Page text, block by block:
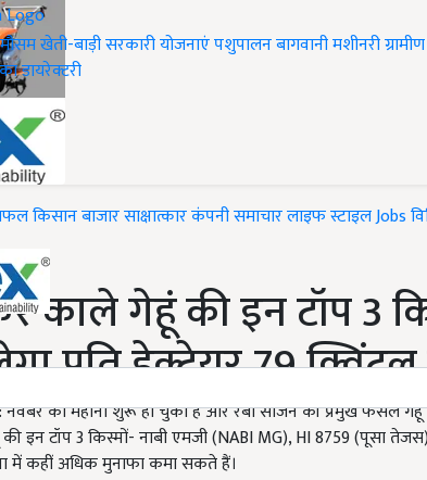
मौसमखेती-बाड़ीसरकारी योजनाएंपशुपालनबागवानीमशीनरी
डायरेक्टरी
किसानबाजारसाक्षात्कारकंपनी समाचारलाइफ स्टाइलJobs
काले गेहूं की इन टॉप 3
प्रति हेक्टेयर 79
नवंबर का महीना शुरू हो चुका है और रबी सीजन की प्रमुख फसल
इन टॉप 3 किस्मों- नाबी एमजी (NABI MG), HI 8759 (पूसा
में कहीं अधिक मुनाफा कमा सकते हैं।